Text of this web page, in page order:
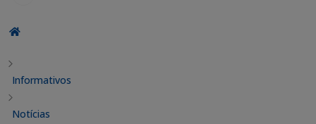
Informativos
Notícias